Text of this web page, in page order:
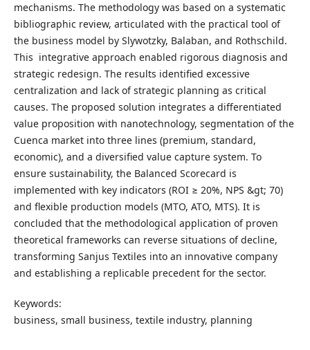
mechanisms. The methodology was based on a systematic
bibliographic review, articulated with the practical tool of
the business model by Slywotzky, Balaban, and Rothschild.
This integrative approach enabled rigorous diagnosis and
strategic redesign. The results identified excessive
centralization and lack of strategic planning as critical
causes. The proposed solution integrates a differentiated
value proposition with nanotechnology, segmentation of the
Cuenca market into three lines (premium, standard,
economic), and a diversified value capture system. To
ensure sustainability, the Balanced Scorecard is
implemented with key indicators (ROI ≥ 20%, NPS &gt; 70)
and flexible production models (MTO, ATO, MTS). It is
concluded that the methodological application of proven
theoretical frameworks can reverse situations of decline,
transforming Sanjus Textiles into an innovative company
and establishing a replicable precedent for the sector.
Keywords:
business, small business, textile industry, planning